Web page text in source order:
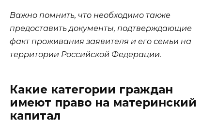
Важно помнить, что необходимо также
предоставить документы, подтверждающие
факт проживания заявителя и его семьи на
территории Российской Федерации.
Какие категории граждан
имеют право на материнский
капитал